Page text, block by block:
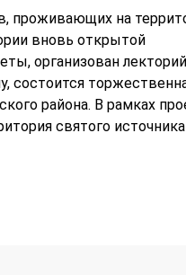
проживающих на
вновь открытой
организован лекторий
состоится
района. В рамках
святого